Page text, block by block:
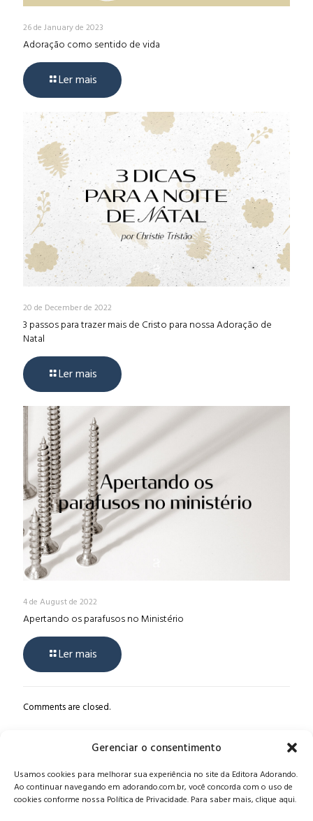
Gerenciar o consentimento
Usamos cookies para melhorar sua experiência no site da Editora Adorando.
Ao continuar navegando em adorando.com.br, você concorda com o uso de
cookies conforme nossa Política de Privacidade. Para saber mais, clique aqui.
26 de January de 2023
Adoração como sentido de vida
Ler mais
20 de December de 2022
3 passos para trazer mais de Cristo para nossa Adoração de
Natal
Ler mais
4 de August de 2022
Apertando os parafusos no Ministério
Ler mais
Comments are closed.
Alameda Oscar Niemeyer, 1033 – 7º Andar - Portaria 04, Vila da
Serra - Nova Lima/MG, CEP: 34006-065 - MG
CONTATO:editora@adorando.com.br